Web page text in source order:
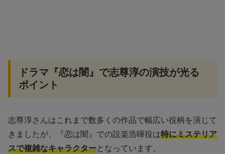
ドラマ『恋は闇』で志尊淳の演技が光る
ポイント
志尊淳さんはこれまで数多くの作品で幅広い役柄を演じて
きましたが、『恋は闇』での設楽浩暉役は特にミステリア
スで複雑なキャラクターとなっています。